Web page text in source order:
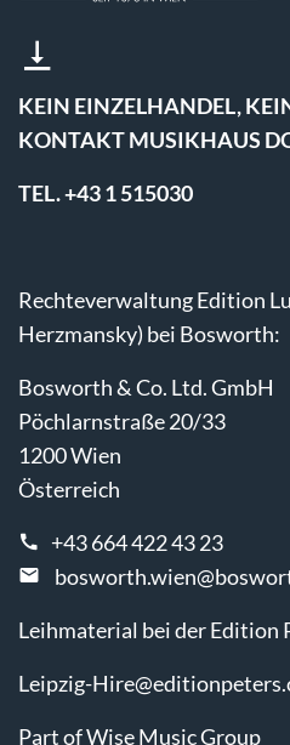
KEIN EINZELHANDEL,
KONTAKT MUSIKHAUS
TEL. +43 1 515030
Rechteverwaltung Edition
Herzmansky) bei Bosworth:
Bosworth & Co. Ltd. GmbH
Pöchlarnstraße 20/33
1200 Wien
Österreich
+43 664 422 43 23
Leihmaterial bei der Edition
Leipzig-
Part of Wise Music Group